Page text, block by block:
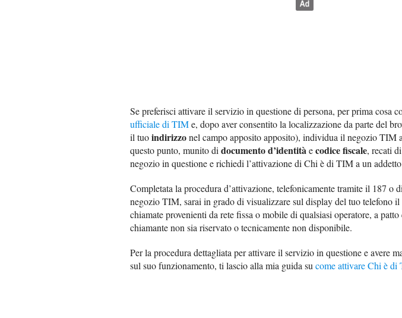
Se preferisci attivare il servizio in questione di persona, per prima cosa
ufficiale di TIMe, dopo aver consentito la localizzazione da parte del
il tuoindirizzonel campo apposito apposito), individua il negozio TIM
questo punto, munito di documento d’identitàecodice fiscale, recati
negozio in questione e richiedi l’attivazione di Chi è di TIM a un
Completata la procedura d’attivazione, telefonicamente tramite il 187 o
negozio TIM, sarai in grado di visualizzare sul display del tuo telefono
chiamate provenienti da rete fissa o mobile di qualsiasi operatore, a
chiamante non sia riservato o tecnicamente non disponibile.
Per la procedura dettagliata per attivare il servizio in questione e avere
sul suo funzionamento, ti lascio alla mia guida su come attivare Chi è di